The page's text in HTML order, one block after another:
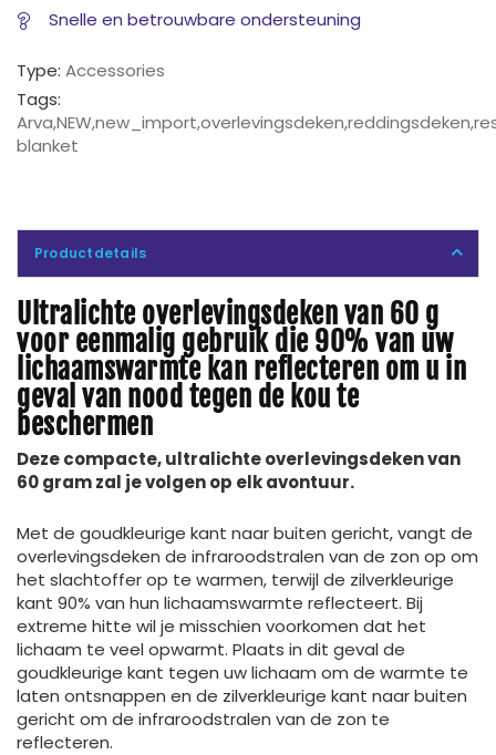
Snelle en betrouwbare ondersteuning
Type: Accessories
Tags:
Arva,NEW,new_import,overlevingsdeken,reddingsdeken,
blanket
Productdetails
Ultralichte overlevingsdeken van 60 g
voor eenmalig gebruik die 90% van uw
lichaamswarmte kan reflecteren om u in
geval van nood tegen de kou te
beschermen
Deze compacte, ultralichte overlevingsdeken van
60 gram zal je volgen op elk avontuur.
Met de goudkleurige kant naar buiten gericht, vangt de
overlevingsdeken de infraroodstralen van de zon op om
het slachtoffer op te warmen, terwijl de zilverkleurige
kant 90% van hun lichaamswarmte reflecteert. Bij
extreme hitte wil je misschien voorkomen dat het
lichaam te veel opwarmt. Plaats in dit geval de
goudkleurige kant tegen uw lichaam om de warmte te
laten ontsnappen en de zilverkleurige kant naar buiten
gericht om de infraroodstralen van de zon te
reflecteren.